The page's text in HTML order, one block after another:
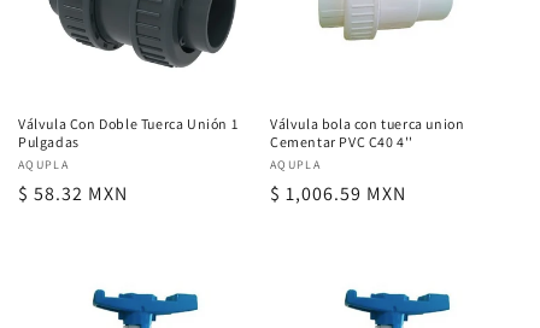
Válvula Con Doble Tuerca Unión 1
Pulgadas
Proveedor:
AQUPLA
Precio
$ 58.32 MXN
Válvula bola con tuerca union
Cementar PVC C40 4''
Proveedor:
AQUPLA
Precio
$ 1,006.59 MXN